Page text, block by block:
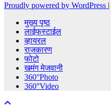
Proudly powered by WordPress |
मुख्य पृष्ठ
लाईफस्टाईल
व्हायरल
राजकारण
फोटो
खमंग मेजवानी
360°Photo
360°Video